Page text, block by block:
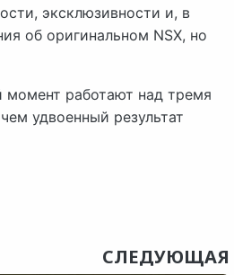
эксклюзивности и, в
об оригинальном NSX, но
момент работают над тремя
удвоенный результат
СЛЕДУЮЩАЯ